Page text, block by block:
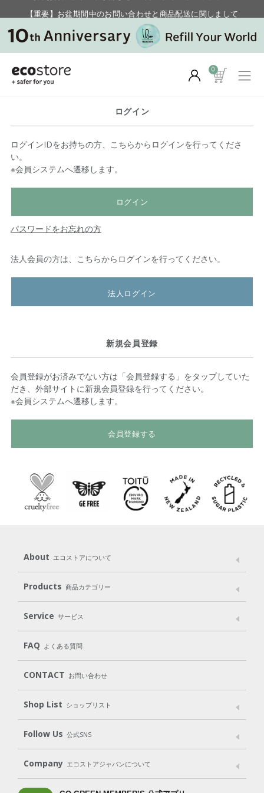
【重要】お盆期間中のお問い合わせと商品配送に関しまして
毎月お得にポイントが貯まる！ “月のポイントアップデー”
0
ログイン
ログインIDをお持ちの方、こちらからログインを行ってくださ
い。
※会員システムへ遷移します。
ログイン
パスワードをお忘れの方
法人会員の方は、こちらからログインを行ってください。
法人ログイン
新規会員登録
会員登録がお済みでない方は「会員登録する」をタップしていた
だき、外部サイトに新規会員登録を行ってください。
※会員システムへ遷移します。
会員登録する
About エコストアについて
メッセージ ブランドストーリー
パッケージへのこだわり
動物実験をしない
Products 商品カテゴリー
Laundry
Cleaning Baby Kids
Body（ボディ） Hair（ヘア） Oral care（オーラルケア）
Goods （グッズ）
Gift set
Service サービス
User Guide
Subscription（定期便）
FAQ よくある質問
CONTACT お問い合わせ
Shop List ショップリスト
Shop List
Follow Us 公式SNS
LINE＠ Instagram Facebook
Company エコストアジャパンについて
会社案内 ご利用規約 プライバシーポリシー